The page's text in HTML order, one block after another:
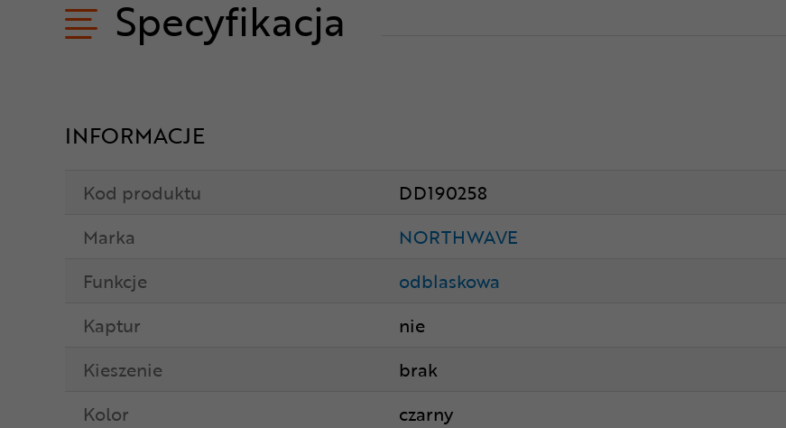
Specyfikacja
INFORMACJE
Kod produktu
DD190258
Marka
NORTHWAVE
Funkcje
odblaskowa
Kaptur
nie
Kieszenie
brak
Kolor
czarny